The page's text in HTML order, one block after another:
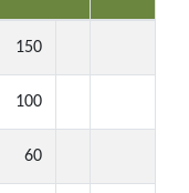
150
100
60